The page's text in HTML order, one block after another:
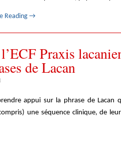
Reading →
Praxis
de Lacan
appui sur la phrase de Lacan
une séquence clinique, de